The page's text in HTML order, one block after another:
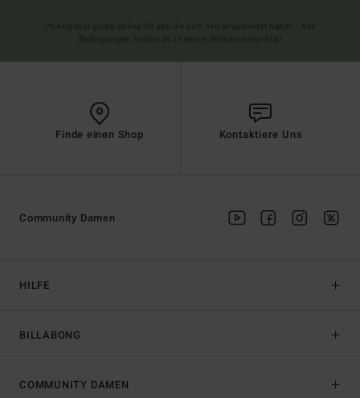
Finde einen Shop Kontaktiere Uns
HILFE
BILLABONG
Community Damen
COMMUNITY DAMEN